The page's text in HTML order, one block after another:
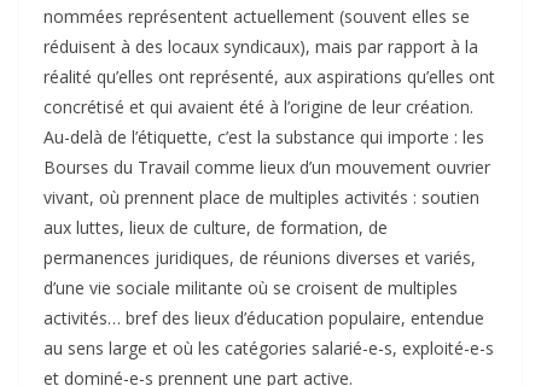
nommées représentent actuellement (souvent elles se
réduisent à des locaux syndicaux), mais par rapport à la
réalité qu’elles ont représenté, aux aspirations qu’elles ont
concrétisé et qui avaient été à l’origine de leur création.
Au-delà de l’étiquette, c’est la substance qui importe : les
Bourses du Travail comme lieux d’un mouvement ouvrier
vivant, où prennent place de multiples activités : soutien
aux luttes, lieux de culture, de formation, de
permanences juridiques, de réunions diverses et variés,
d’une vie sociale militante où se croisent de multiples
activités… bref des lieux d’éducation populaire, entendue
au sens large et où les catégories salarié-e-s, exploité-e-s
et dominé-e-s prennent une part active.